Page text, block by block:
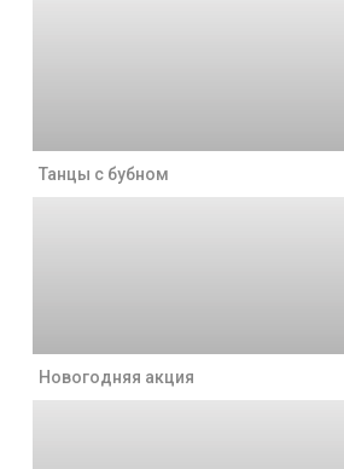
Танцы с бубном
Новогодняя акция